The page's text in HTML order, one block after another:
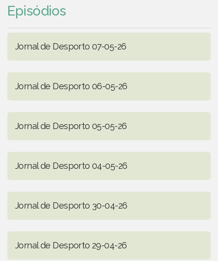
Episódios
Jornal de Desporto 07-05-26
Jornal de Desporto 06-05-26
Jornal de Desporto 05-05-26
Jornal de Desporto 04-05-26
Jornal de Desporto 30-04-26
Jornal de Desporto 29-04-26